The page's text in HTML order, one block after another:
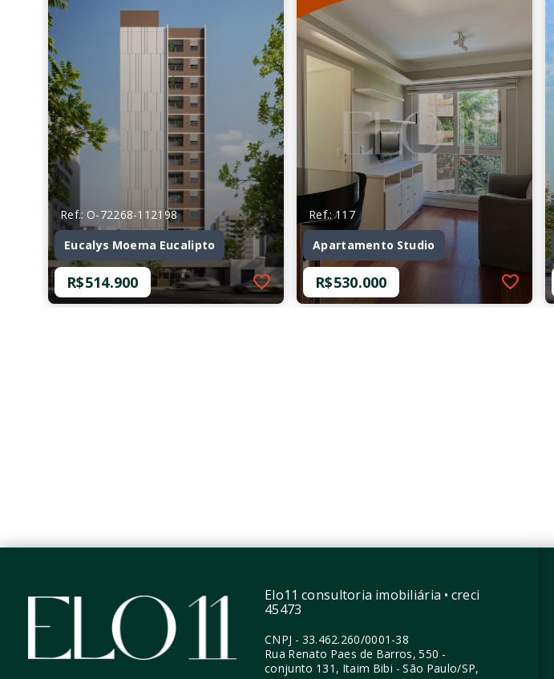
Ref.: O-72268-112198
Eucalys Moema Eucalipto
R$514.900
Ref.: 117
Apartamento Studio
R$530.000
Elo11 consultoria imobiliária • creci
45473
CNPJ - 33.462.260/0001-38
Rua Renato Paes de Barros, 550 -
conjunto 131, Itaim Bibi - São Paulo/SP,